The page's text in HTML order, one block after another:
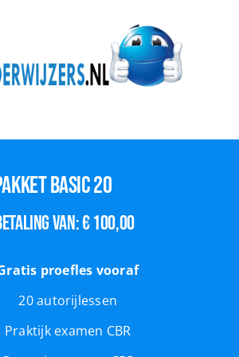
basic 20
van:€100,00
proefles vooraf
20 autorijlessen
Praktijk examen CBR